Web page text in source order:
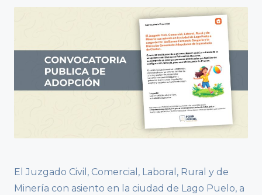
El Juzgado Civil, Comercial, Laboral, Rural y de
Minería con asiento en la ciudad de Lago Puelo, a